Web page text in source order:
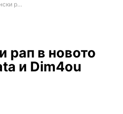
и Dim4ou (ВИДЕО)
рап в новото
и Dim4ou